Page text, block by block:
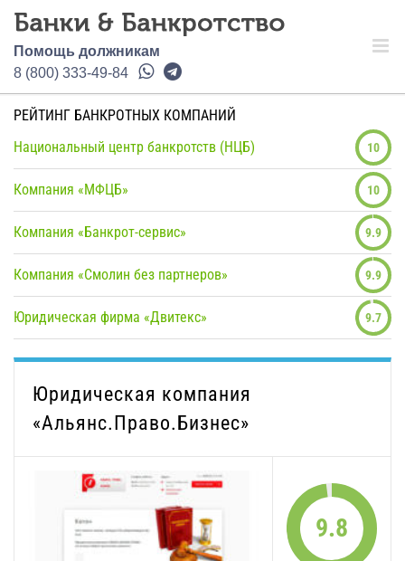
Помощь должникам
8 (800) 333-49-84
РЕЙТИНГ БАНКРОТНЫХ КОМПАНИЙ
Национальный центр банкротств (НЦБ)
10
Компания «МФЦБ» 10
Компания «Банкрот-сервис» 9.9
Компания «Смолин без партнеров» 9.9
Юридическая фирма «Двитекс» 9.7
Юридическая компания
«Альянс.Право.Бизнес»
9.8